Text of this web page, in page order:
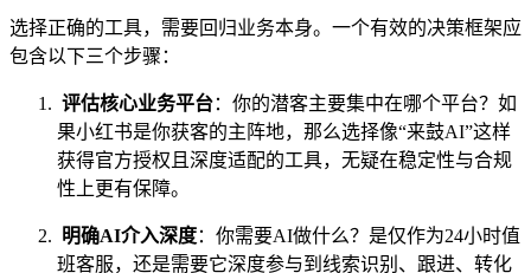
选择正确的工具，需要回归业务本身。一个有效的决策框架应
包含以下三个步骤：
评估核心业务平台：你的潜客主要集中在哪个平台？如
果小红书是你获客的主阵地，那么选择像“来鼓AI”这样
获得官方授权且深度适配的工具，无疑在稳定性与合规
性上更有保障。
明确AI介入深度：你需要AI做什么？是仅作为24小时值
班客服，还是需要它深度参与到线索识别、跟进、转化